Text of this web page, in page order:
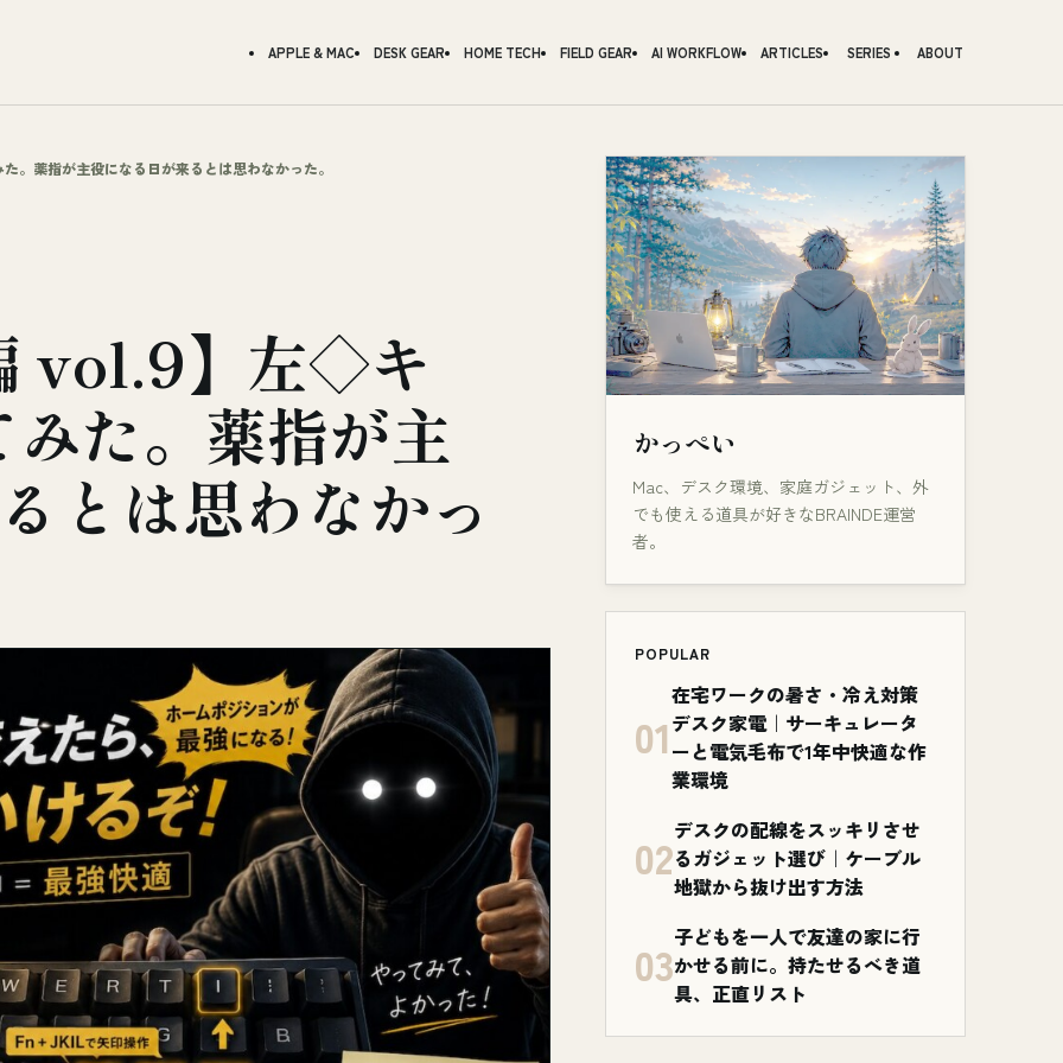
APPLE & MAC DESK GEAR HOME TECH FIELD GEAR AI WORKFLOW ARTICLES SERIES ABOUT
。薬指が主役になる日が来るとは思わなかった。
vol.9】左◇キ
た。薬指が主
とは思わなかっ
かっぺい
Mac、デスク環境、家庭ガジェット、外
でも使える道具が好きなBRAINDE運営
者。
POPULAR
01
在宅ワークの暑さ・冷え対策
デスク家電｜サーキュレータ
ーと電気毛布で1年中快適な作
業環境
02デスクの配線をスッキリさせ
るガジェット選び｜ケーブル
地獄から抜け出す方法
03子どもを一人で友達の家に行
かせる前に。持たせるべき道
具、正直リスト